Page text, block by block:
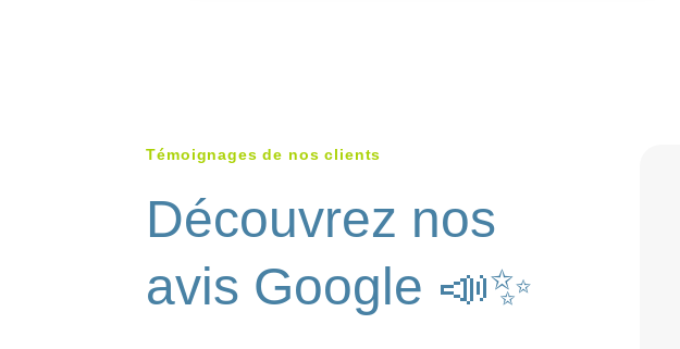
Témoignages de nos clients
Découvrez nos
avis Google 📣✨